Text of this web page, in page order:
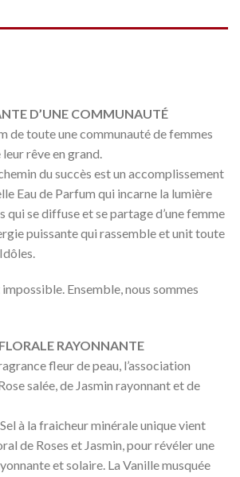
D’UNE COMMUNAUTÉ
de toute une communauté de femmes
rêve en grand.
du succès est un accomplissement
Eau de Parfum qui incarne la lumière
qui se diffuse et se partage d’une femme
puissante qui rassemble et unit toute
impossible. Ensemble, nous sommes
RAYONNANTE
fleur de peau, l’association
salée, de Jasmin rayonnant et de
à la fraicheur minérale unique vient
de Roses et Jasmin, pour révéler une
et solaire. La Vanille musquée